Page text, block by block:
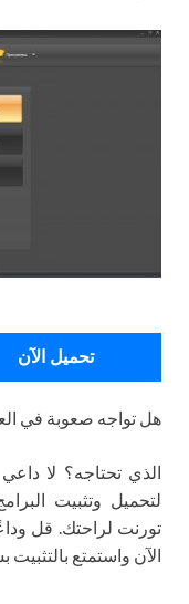
تحميل الآن
هل تواجه صعوبة في
الذي تحتاجه؟ لا
لتحميل وتثبيت
تورنت لراحتك. قل
الآن واستمتع